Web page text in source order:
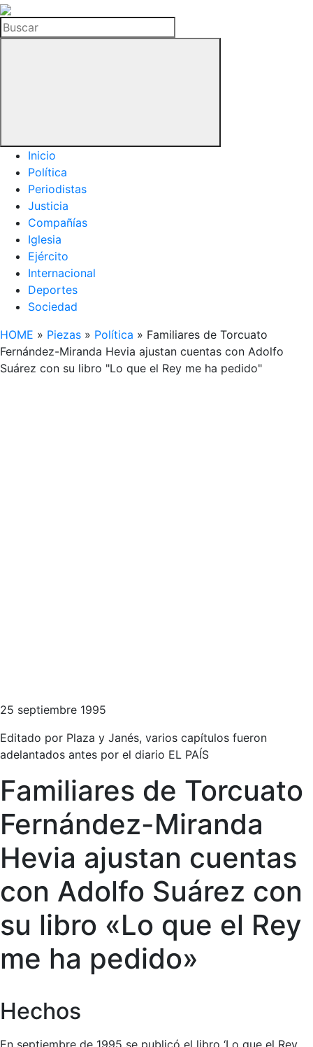
La
Hemeroteca
del
Buscar
Inicio
Política
Periodistas
Justicia
Compañías
Iglesia
Ejército
Internacional
Deportes
Sociedad
HOME » Piezas » Política » Familiares de Torcuato
Fernández-Miranda Hevia ajustan cuentas con Adolfo
Suárez con su libro "Lo que el Rey me ha pedido"
25 septiembre 1995
Editado por Plaza y Janés, varios capítulos fueron
adelantados antes por el diario EL PAÍS
Familiares de Torcuato
Fernández-Miranda
Hevia ajustan cuentas
con Adolfo Suárez con
su libro «Lo que el Rey
me ha pedido»
Hechos
En septiembre de 1995 se publicó el libro ‘Lo que el Rey